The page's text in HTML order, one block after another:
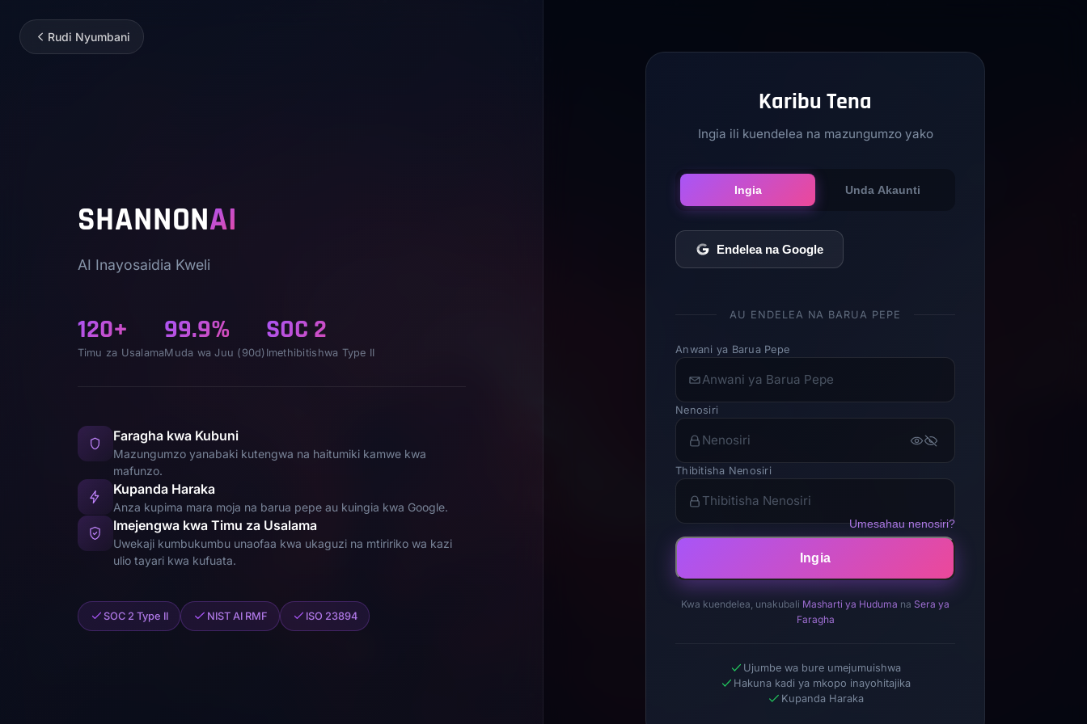
Rudi Nyumbani
SHANNONAI
AI Inayosaidia Kweli
120+
Timu za Usalama
99.9%
Muda wa Juu (90d)
SOC 2
Imethibitishwa Type II
Faragha kwa Kubuni
Mazungumzo yanabaki kutengwa na haitumiki kamwe kwa
mafunzo.
Kupanda Haraka
Anza kupima mara moja na barua pepe au kuingia kwa Google.
Imejengwa kwa Timu za Usalama
Uwekaji kumbukumbu unaofaa kwa ukaguzi na mtiririko wa kazi
ulio tayari kwa kufuata.
SOC 2 Type II NIST AI RMF ISO 23894
Karibu Tena
Ingia ili kuendelea na mazungumzo yako
Ingia Unda Akaunti
Endelea na Google
AU ENDELEA NA BARUA PEPE
Anwani ya Barua Pepe
Nenosiri
Thibitisha Nenosiri
Umesahau nenosiri?
Ingia
Kwa kuendelea, unakubali Masharti ya Huduma na Sera ya
Faragha
Ujumbe wa bure umejumuishwa
Hakuna kadi ya mkopo inayohitajika
Kupanda Haraka